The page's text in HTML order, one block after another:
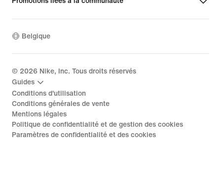
Belgique
© 2026 Nike, Inc. Tous droits réservés
Guides
Conditions d'utilisation
Conditions générales de vente
Mentions légales
Politique de confidentialité et de gestion des cookies
Paramètres de confidentialité et des cookies